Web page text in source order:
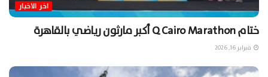
اخر الاخبار
ختام Q Cairo Marathon أكبر مارثون رياضي بالقاهرة
فبراير 16, 2026